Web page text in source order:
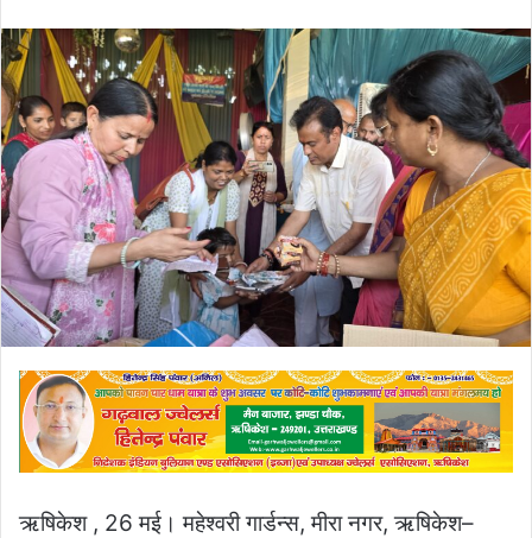
ऋषिकेश , 26 मई। महेश्वरी गार्डन्स, मीरा नगर, ऋषिकेश–